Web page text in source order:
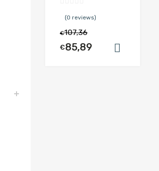
(0 reviews)
€107,36
€85,89